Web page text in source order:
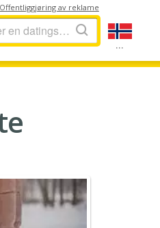
...
Offentliggjøring av reklame